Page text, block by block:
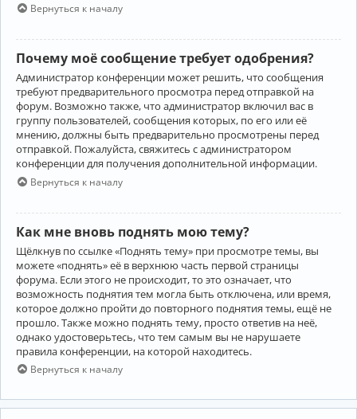
Вернуться к началу
Почему моё сообщение требует одобрения?
Администратор конференции может решить, что сообщения
требуют предварительного просмотра перед отправкой на
форум. Возможно также, что администратор включил вас в
группу пользователей, сообщения которых, по его или её
мнению, должны быть предварительно просмотрены перед
отправкой. Пожалуйста, свяжитесь с администратором
конференции для получения дополнительной информации.
Вернуться к началу
Как мне вновь поднять мою тему?
Щёлкнув по ссылке «Поднять тему» при просмотре темы, вы
можете «поднять» её в верхнюю часть первой страницы
форума. Если этого не происходит, то это означает, что
возможность поднятия тем могла быть отключена, или время,
которое должно пройти до повторного поднятия темы, ещё не
прошло. Также можно поднять тему, просто ответив на неё,
однако удостоверьтесь, что тем самым вы не нарушаете
правила конференции, на которой находитесь.
Вернуться к началу